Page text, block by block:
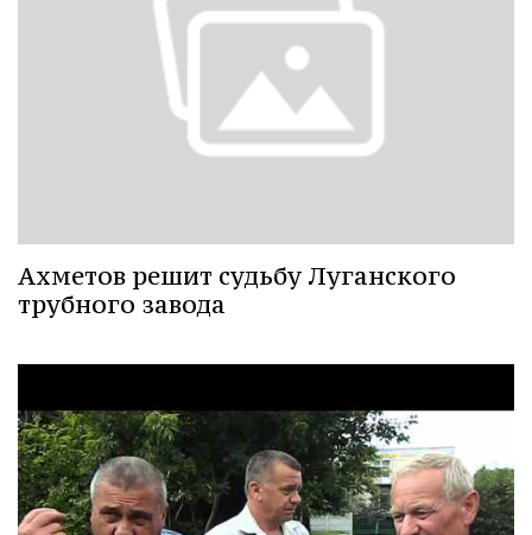
Ахметов решит судьбу Луганского
трубного завода